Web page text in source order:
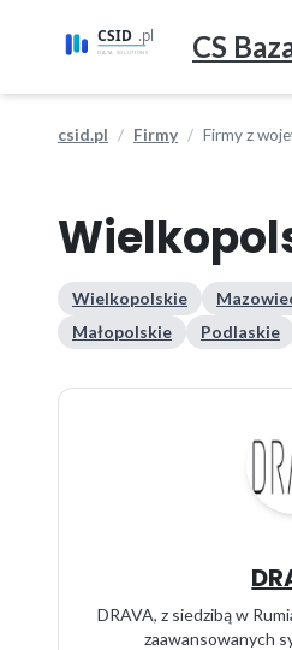
CS
csid.pl Firmy Firmy z
Wielkopolskie
Małopolskie
Podlaskie
DRAVA, z siedzibą w
zaawansowanych